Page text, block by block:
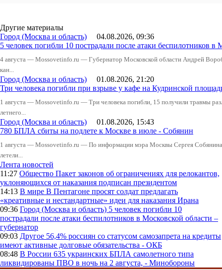
Другие материалы
Город (Москва и область) 04.08.2026, 09:36
5 человек погибли 10 пострадали после атаки беспилотников в
4 августа — Mossovetinfo.ru — Губернатор Московской области Андрей
кан...
Город (Москва и область) 01.08.2026, 21:20
Три человека погибли при взрыве у кафе на Кудринской
1 августа — Mossovetinfo.ru — Три человека погибли, 15 получили травмы
летнего...
Город (Москва и область) 01.08.2026, 15:43
780 БПЛА сбиты на подлете к Москве в июле - Собянин
1 августа — Mossovetinfo.ru — По информации мэра Москвы Сергея
летели...
Лента новостей
11:27 Общество Пакет законов об ограничениях для релокантов,
уклоняющихся от наказания подписан президентом
14:13 В мире В Пентагоне просят солдат предлагать
«креативные и нестандартные» идеи для наказания Ирана
09:36 Город (Москва и область) 5 человек погибли 10
пострадали после атаки беспилотников в Московской области –
губернатор
09:03 Другое 56,4% россиян со статусом самозапрета на кредиты
имеют активные долговые обязательства - ОКБ
08:48 В России 635 украинских БПЛА самолетного типа
ликвидированы ПВО в ночь на 2 августа, - Минобороны